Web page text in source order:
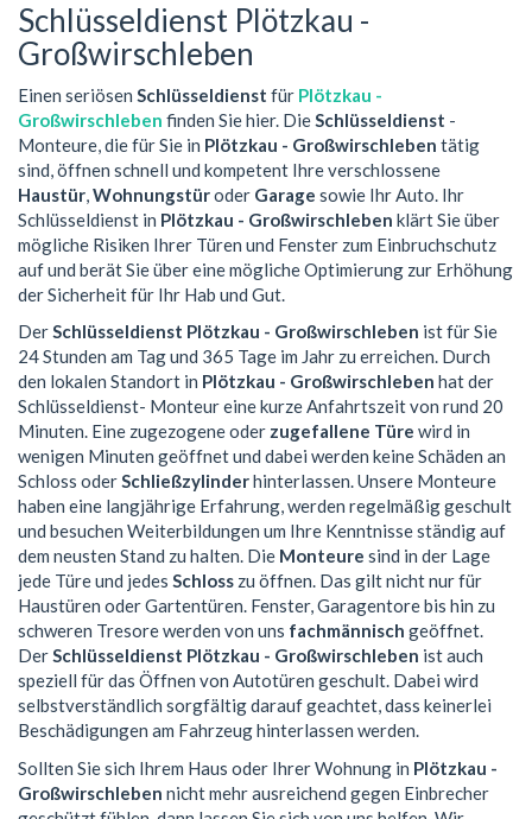
Schlüsseldienst Plötzkau -
Großwirschleben
Einen seriösen Schlüsseldienst für Plötzkau -
Großwirschleben finden Sie hier. DieSchlüsseldienst -
Monteure, die für Sie in Plötzkau - Großwirschleben tätig
sind, öffnen schnell und kompetent Ihre verschlossene
Haustür,Wohnungstüroder Garage sowie Ihr Auto. Ihr
Schlüsseldienst in Plötzkau - Großwirschleben klärt Sie über
mögliche Risiken Ihrer Türen und Fenster zum Einbruchschutz
auf und berät Sie über eine mögliche Optimierung zur Erhöhung
der Sicherheit für Ihr Hab und Gut.
DerSchlüsseldienst Plötzkau - Großwirschleben ist für Sie
24 Stunden am Tag und 365 Tage im Jahr zu erreichen. Durch
den lokalen Standort in Plötzkau - Großwirschleben hat der
Schlüsseldienst- Monteur eine kurze Anfahrtszeit von rund 20
Minuten. Eine zugezogene oder zugefallene Türe wird in
wenigen Minuten geöffnet und dabei werden keine Schäden an
Schloss oderSchließzylinderhinterlassen. Unsere Monteure
haben eine langjährige Erfahrung, werden regelmäßig geschult
und besuchen Weiterbildungen um Ihre Kenntnisse ständig auf
dem neusten Stand zu halten. Die Monteure sind in der Lage
jede Türe und jedes Schloss zu öffnen. Das gilt nicht nur für
Haustüren oder Gartentüren. Fenster, Garagentore bis hin zu
schweren Tresore werden von uns fachmännisch geöffnet.
DerSchlüsseldienst Plötzkau - Großwirschleben ist auch
speziell für das Öffnen von Autotüren geschult. Dabei wird
selbstverständlich sorgfältig darauf geachtet, dass keinerlei
Beschädigungen am Fahrzeug hinterlassen werden.
Sollten Sie sich Ihrem Haus oder Ihrer Wohnung in Plötzkau -
Großwirschleben nicht mehr ausreichend gegen Einbrecher